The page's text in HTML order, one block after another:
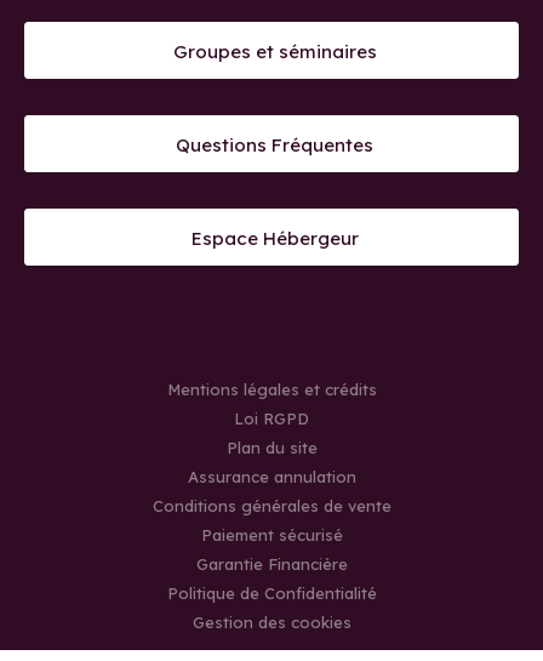
Groupes et séminaires
Questions Fréquentes
Espace Hébergeur
Mentions légales et crédits
Loi RGPD
Plan du site
Assurance annulation
Conditions générales de vente
Paiement sécurisé
Garantie Financière
Politique de Confidentialité
Gestion des cookies